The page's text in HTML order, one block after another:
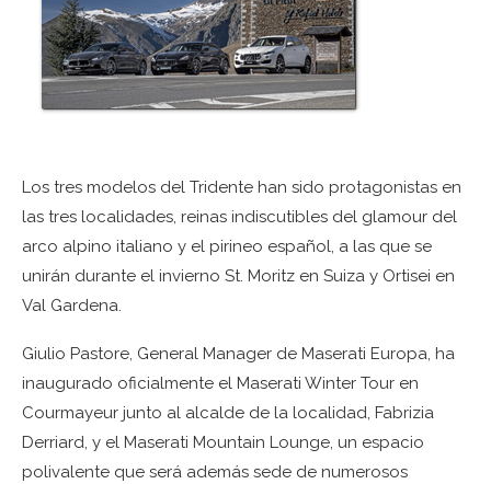
Los tres modelos del Tridente han sido protagonistas en
las tres localidades, reinas indiscutibles del glamour del
arco alpino italiano y el pirineo español, a las que se
unirán durante el invierno St. Moritz en Suiza y Ortisei en
Val Gardena.
Giulio Pastore, General Manager de Maserati Europa, ha
inaugurado oficialmente el Maserati Winter Tour en
Courmayeur junto al alcalde de la localidad, Fabrizia
Derriard, y el Maserati Mountain Lounge, un espacio
polivalente que será además sede de numerosos